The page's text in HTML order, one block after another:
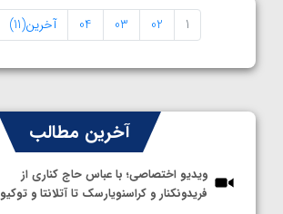
1
02
03
04 آخرین(11)
آخرین مطالب
ویدیو اختصاصی؛ با عباس حاج کناری از
فریدونکنار و کراسنویارسک تا آتلانتا و توکیو